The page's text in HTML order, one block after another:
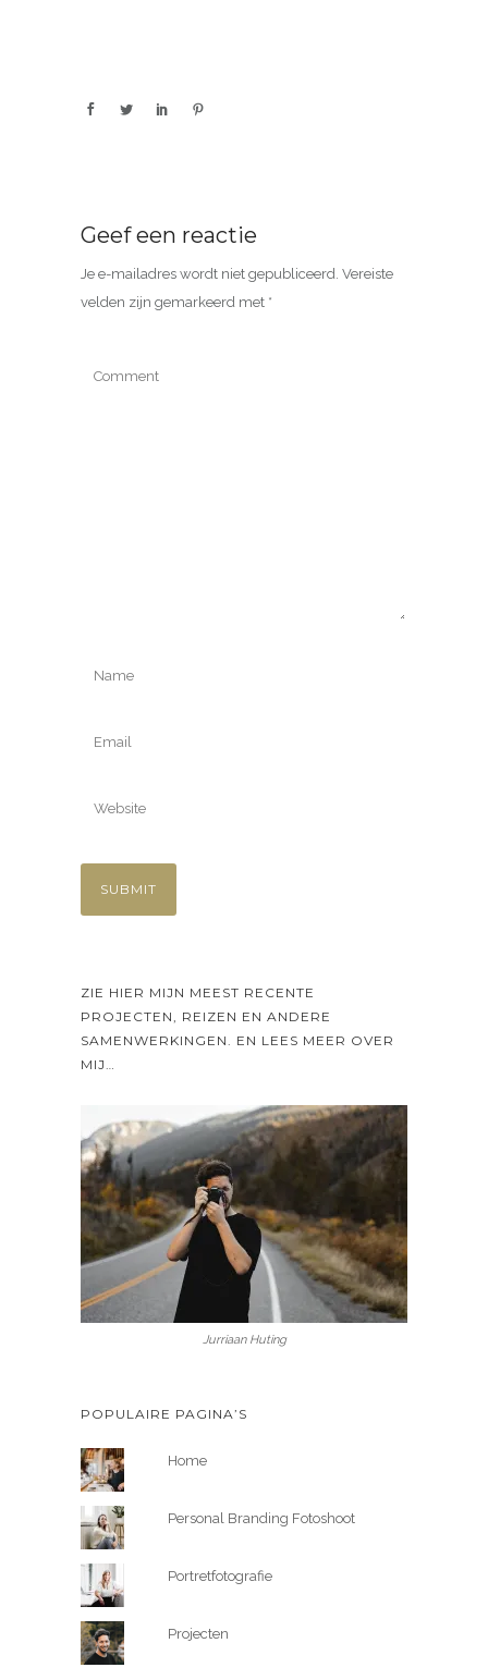
Geef een reactie
Je e-mailadres wordt niet gepubliceerd. Vereiste
velden zijn gemarkeerd met *
ZIE HIER MIJN MEEST RECENTE
PROJECTEN, REIZEN EN ANDERE
SAMENWERKINGEN. EN LEES MEER OVER
MIJ…
Jurriaan Huting
POPULAIRE PAGINA’S
Home
Personal Branding Fotoshoot
Portretfotografie
Projecten